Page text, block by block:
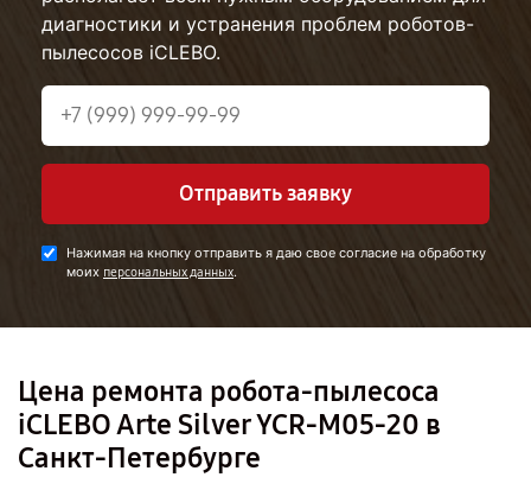
диагностики и устранения проблем роботов-
пылесосов iCLEBO.
Отправить заявку
Нажимая на кнопку отправить я даю свое согласие на обработку
моих персональных данных.
Цена ремонта робота-пылесоса
iCLEBO Arte Silver YCR-M05-20 в
Санкт-Петербурге